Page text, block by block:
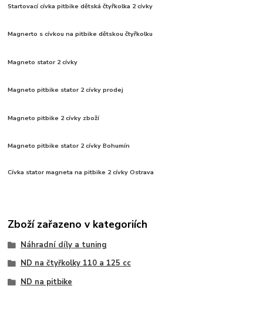
Startovací cívka pitbike dětská čtyřkolka 2 cívky
Magnerto s cívkou na pitbike dětskou čtyřkolku
Magneto stator 2 cívky
Magneto pitbike stator 2 cívky prodej
Magneto pitbike 2 cívky zboží
Magneto pitbike stator 2 cívky Bohumín
Cívka stator magneta na pitbike 2 cívky Ostrava
Zboží zařazeno v kategoriích
Náhradní díly a tuning
ND na čtyřkolky 110 a 125 cc
ND na pitbike